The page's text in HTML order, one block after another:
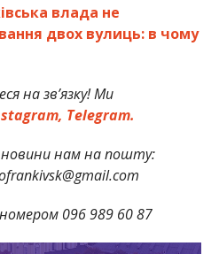
влада не
двох вулиць: в чому
на зв’язку! Ми
Telegram.
новини нам на пошту:
096 989 60 87